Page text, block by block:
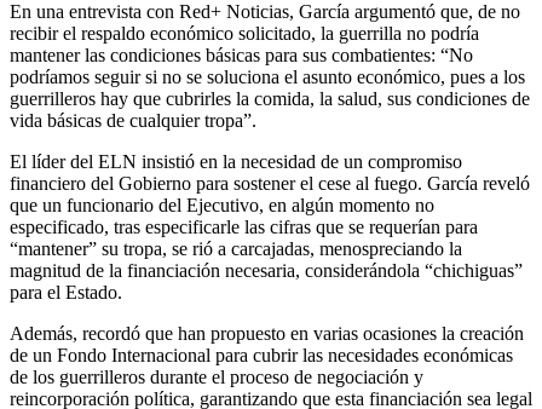
En una entrevista con Red+ Noticias, García argumentó que, de no
recibir el respaldo económico solicitado, la guerrilla no podría
mantener las condiciones básicas para sus combatientes: “No
podríamos seguir si no se soluciona el asunto económico, pues a los
guerrilleros hay que cubrirles la comida, la salud, sus condiciones de
vida básicas de cualquier tropa”.
El líder del ELN insistió en la necesidad de un compromiso
financiero del Gobierno para sostener el cese al fuego. García reveló
que un funcionario del Ejecutivo, en algún momento no
especificado, tras especificarle las cifras que se requerían para
“mantener” su tropa, se rió a carcajadas, menospreciando la
magnitud de la financiación necesaria, considerándola “chichiguas”
para el Estado.
Además, recordó que han propuesto en varias ocasiones la creación
de un Fondo Internacional para cubrir las necesidades económicas
de los guerrilleros durante el proceso de negociación y
reincorporación política, garantizando que esta financiación sea legal